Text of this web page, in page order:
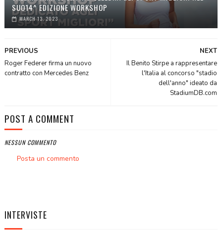
SUO14^ EDIZIONE WORKSHOP
MARCH 13, 2023
NEXT
Il Benito Stirpe a rappresentare
l'Italia al concorso "stadio
dell'anno" ideato da
StadiumDB.com
PREVIOUS
Roger Federer firma un nuovo
contratto con Mercedes Benz
POST A COMMENT
NESSUN COMMENTO
Posta un commento
INTERVISTE